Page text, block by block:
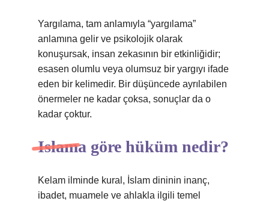
Yargılama, tam anlamıyla “yargılama”
anlamına gelir ve psikolojik olarak
konuşursak, insan zekasının bir etkinliğidir;
esasen olumlu veya olumsuz bir yargıyı ifade
eden bir kelimedir. Bir düşüncede ayrılabilen
önermeler ne kadar çoksa, sonuçlar da o
kadar çoktur.
Islama göre hüküm nedir?
Kelam ilminde kural, İslam dininin inanç,
ibadet, muamele ve ahlakla ilgili temel